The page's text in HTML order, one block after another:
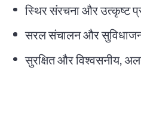
स्थिर संरचना और उत्कृष्ट
सरल संचालन और
सुरक्षित और विश्वसनीय,